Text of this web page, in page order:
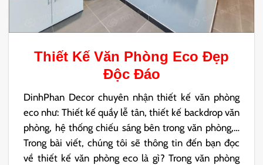
Thiết Kế Văn Phòng Eco Đẹp
Độc Đáo
DinhPhan Decor chuyên nhận thiết kế văn phòng
eco như: Thiết kế quầy lễ tân, thiết kế backdrop văn
phòng, hệ thống chiếu sáng bên trong văn phòng,…
Trong bài viết, chúng tôi sẽ thông tin đến bạn đọc
về thiết kế văn phòng eco là gì? Trong văn phòng